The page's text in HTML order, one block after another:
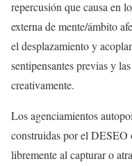
repercusión que causa en
externa de mente/ámbito
el desplazamiento y
sentipensantes previas y
creativamente.
Los agenciamientos
construidas por el
libremente al capturar o